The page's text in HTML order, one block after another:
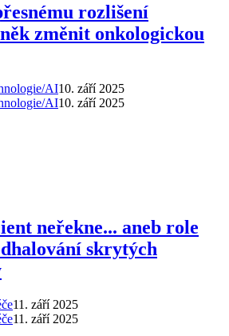
rozlišení
změnit onkologickou
AI10. září 2025
AI10. září 2025
neřekne... aneb role
skrytých
11. září 2025
11. září 2025